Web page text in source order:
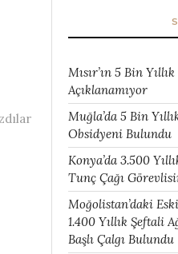
Mısır’ın 5 Bin
Açıklanamıyor
Muğla’da 5 Bin
Obsidyeni Bulundu
Konya’da 3.500
Tunç Çağı
Moğolistan’daki
1.400 Yıllık Şeftali
Başlı Çalgı Bulundu